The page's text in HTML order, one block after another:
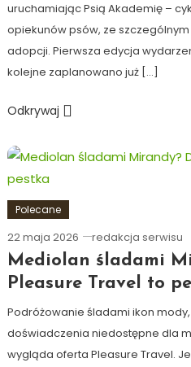
uruchamiając Psią Akademię –
opiekunów psów, ze
adopcji. Pierwsza edycja
kolejne zaplanowano już […]
Odkrywaj
Polecane
22 maja 2026 redakcja serwisu
Mediolan śladami
Pleasure Travel to
Podróżowanie śladami ikon
doświadczenia niedostępne dla
wygląda oferta Pleasure Travel.